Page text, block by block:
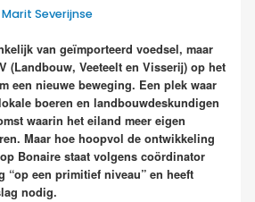
Severijnse
van geïmporteerd voedsel, maar
(Landbouw, Veeteelt en Visserij) op het
een nieuwe beweging. Een plek waar
boeren en landbouwdeskundigen
waarin het eiland meer eigen
Maar hoe hoopvol de ontwikkeling
Bonaire staat volgens coördinator
“op een primitief niveau” en heeft
nodig.